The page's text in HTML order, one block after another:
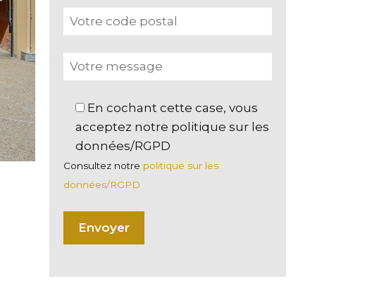
En cochant cette case, vous
acceptez notre politique sur les
données/RGPD
Consultez notre politique sur les
données/RGPD